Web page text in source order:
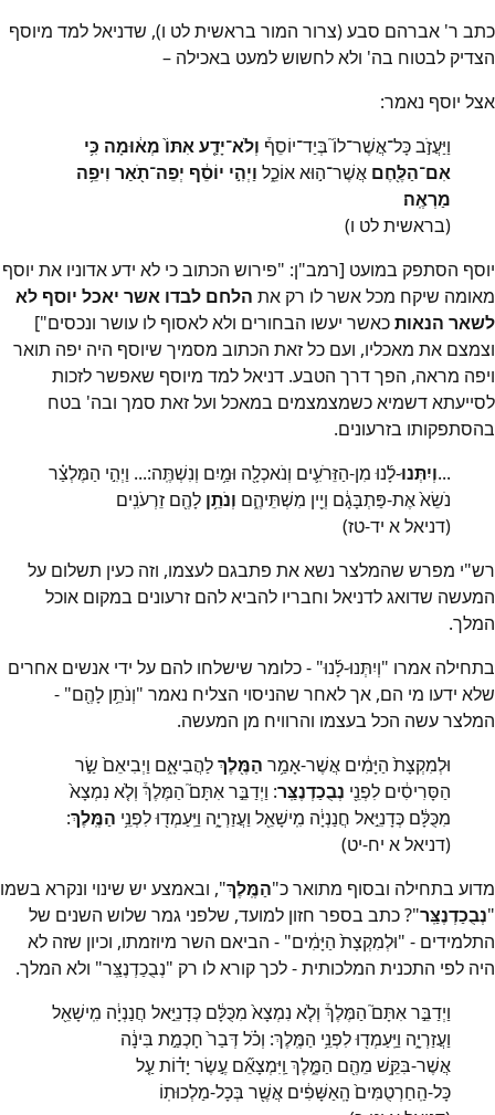
כתב ר' אברהם סבע (צרור המור בראשית לט ו), שדניאל למד מיוסף
הצדיק לבטוח בה' ולא לחשוש למעט באכילה –
אצל יוסף נאמר:
וַיַּעֲזֹ֣ב כָּל־אֲשֶׁר־לוֹ֮ בְּיַד־יוֹסֵף֒ וְלֹא־יָדַ֤ע אִתּוֹ֙ מְא֔וּמָה כִּ֥י
אִם־הַלֶּ֖חֶם אֲשֶׁר־ה֣וּא אוֹכֵ֑ל וַיְהִ֣י יוֹסֵ֔ף יְפֵה־תֹ֖אַר וִיפֵ֥ה
מַרְאֶֽה
(בראשית לט ו)
יוסף הסתפק במועט [רמב"ן: "פירוש הכתוב כי לא ידע אדוניו את יוסף
מאומה שיקח מכל אשר לו רק את הלחם לבדו אשר יאכל יוסף לא
לשאר הנאותכאשר יעשו הבחורים ולא לאסוף לו עושר ונכסים"]
וצמצם את מאכליו, ועם כל זאת הכתוב מסמיך שיוסף היה יפה תואר
ויפה מראה, הפך דרך הטבע. דניאל למד מיוסף שאפשר לזכות
לסייעתא דשמיא כשמצמצמים במאכל ועל זאת סמך ובה' בטח
בהסתפקותו בזרעונים.
...וְיִתְּנוּ-לָ֜נוּ מִן-הַזֵּרֹעִ֛ים וְנֹאכְלָ֖ה וּמַ֥יִם וְנִשְׁתֶּֽה:... וַיְהִ֣י הַמֶּלְצַ֗ר
נֹשֵׂא֙ אֶת-פַּתְבָּגָ֔ם וְיֵ֖ין מִשְׁתֵּיהֶ֑ם וְנֹתֵ֥ן לָהֶ֖ם זֵרְעֹנִֽים
(דניאל א יד-טז)
רש"י מפרש שהמלצר נשא את פתבגם לעצמו, וזה כעין תשלום על
המעשה שדואג לדניאל וחבריו להביא להם זרעונים במקום אוכל
המלך.
בתחילה אמרו "וְיִתְּנוּ-לָ֜נוּ" - כלומר שישלחו להם על ידי אנשים אחרים
שלא ידעו מי הם, אך לאחר שהניסוי הצליח נאמר "וְנֹתֵ֥ן לָהֶ֖ם" -
המלצר עשה הכל בעצמו והרוויח מן המעשה.
וּלְמִקְצָת֙ הַיָּמִ֔ים אֲשֶׁר-אָמַ֥ר הַמֶּ֖לֶךְלַהֲבִיאָ֑ם וַיְבִיאֵם֙ שַׂ֣ר
הַסָּרִיסִ֔ים לִפְנֵ֖י נְבֻכַדְנֶצַּֽר: וַיְדַבֵּ֣ר אִתָּם֮ הַמֶּלֶךְ֒ וְלֹ֤א נִמְצָא֙
מִכֻּלָּ֔ם כְּדָנִיֵּ֣אל חֲנַנְיָ֔ה מִֽישָׁאֵ֖ל וַעֲזַרְיָ֑ה וַיַּֽעַמְד֖וּ לִפְנֵ֥י הַמֶּֽלֶךְ:
(דניאל א יח-יט)
מדוע בתחילה ובסוף מתואר כ"הַמֶּֽלֶךְ", ובאמצע יש שינוי ונקרא בשמו
"נְבֻכַדְנֶצַּֽר"? כתב בספר חזון למועד, שלפני גמר שלוש השנים של
התלמידים - "וּלְמִקְצָת֙ הַיָּמִ֔ים" - הביאם השר מיוזמתו, וכיון שזה לא
היה לפי התכנית המלכותית - לכך קורא לו רק "נְבֻכַדְנֶצַּֽר" ולא המלך.
וַיְדַבֵּ֣ר אִתָּם֮ הַמֶּלֶךְ֒ וְלֹ֤א נִמְצָא֙ מִכֻּלָּ֔ם כְּדָנִיֵּ֣אל חֲנַנְיָ֔ה מִֽישָׁאֵ֖ל
וַעֲזַרְיָ֑ה וַיַּֽעַמְד֖וּ לִפְנֵ֥י הַמֶּֽלֶךְ: וְכֹ֗ל דְּבַר֙ חָכְמַ֣ת בִּינָ֔ה
אֲשֶׁר-בִּקֵּ֥שׁ מֵהֶ֖ם הַמֶּ֑לֶךְ וַֽיִּמְצָאֵ֞ם עֶ֣שֶׂר יָד֗וֹת עַ֤ל
כָּל-הַֽחַרְטֻמִּים֙ הָֽאַשָּׁפִ֔ים אֲשֶׁ֖ר בְּכָל-מַלְכוּתֽוֹ